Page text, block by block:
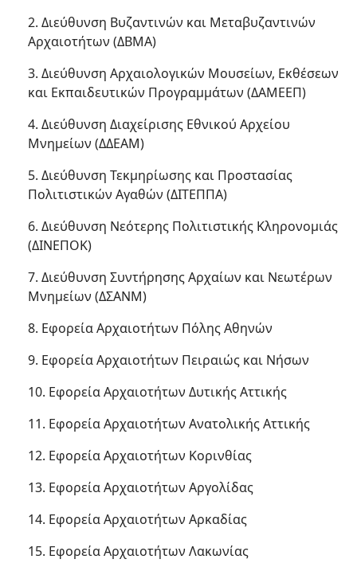
2. Διεύθυνση Βυζαντινών και Μεταβυζαντινών
Αρχαιοτήτων (ΔΒΜΑ)
3. Διεύθυνση Αρχαιολογικών Μουσείων, Εκθέσεων
και Εκπαιδευτικών Προγραμμάτων (ΔΑΜΕΕΠ)
4. Διεύθυνση Διαχείρισης Εθνικού Αρχείου
Μνημείων (ΔΔΕΑΜ)
5. Διεύθυνση Τεκμηρίωσης και Προστασίας
Πολιτιστικών Αγαθών (ΔΙΤΕΠΠΑ)
6. Διεύθυνση Νεότερης Πολιτιστικής Κληρονομιάς
(ΔΙΝΕΠΟΚ)
7. Διεύθυνση Συντήρησης Αρχαίων και Νεωτέρων
Μνημείων (ΔΣΑΝΜ)
8. Εφορεία Αρχαιοτήτων Πόλης Αθηνών
9. Εφορεία Αρχαιοτήτων Πειραιώς και Νήσων
10. Εφορεία Αρχαιοτήτων Δυτικής Αττικής
11. Εφορεία Αρχαιοτήτων Ανατολικής Αττικής
12. Εφορεία Αρχαιοτήτων Κορινθίας
13. Εφορεία Αρχαιοτήτων Αργολίδας
14. Εφορεία Αρχαιοτήτων Αρκαδίας
15. Εφορεία Αρχαιοτήτων Λακωνίας